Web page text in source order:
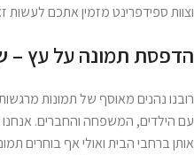
וצוות ספידפרינט מזמין אתכם
הדפסת תמונה על עץ –
רובנו נהנים מאוסף של תמונות
עם הילדים, המשפחה והחברים. אנחנו
אותן ברחבי הבית ואולי אף בוחרים